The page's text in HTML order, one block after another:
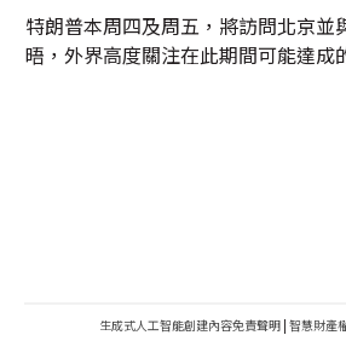
特朗普本周四及周五，將訪問北京並
晤，外界高度關注在此期間可能達成
生成式人工智能創建內容免責聲明 | 智慧財產